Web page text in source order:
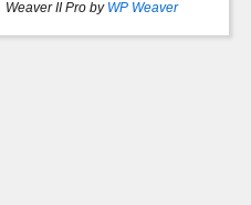
Weaver II Pro by WP Weaver